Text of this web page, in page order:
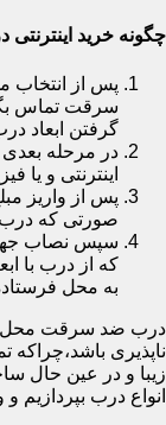
چگونه خرید
پس از انتخاب
سرقت تماس
گرفتن ابعاد
در مرحله
اینترنتی و
پس از واریز
صورتی که
سپس نصاب
که از درب با
به محل
درب ضد سرقت محل
ناپذیری
زیبا و در عین حال
انواع درب بپردازیم